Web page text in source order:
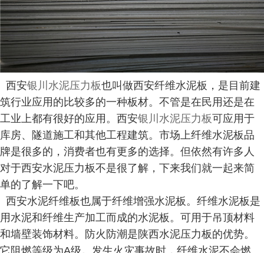
西安银川水泥压力板也叫做西安纤维水泥板，是目前建
筑行业应用的比较多的一种板材。不管是在民用还是在
工业上都有很好的应用。西安银川水泥压力板可应用于
库房、隧道施工和其他工程建筑。市场上纤维水泥板品
牌是很多的，消费者也有更多的选择。但依然有许多人
对于西安水泥压力板不是很了解，下来我们就一起来简
单的了解一下吧。
西安水泥纤维板也属于纤维增强水泥板。纤维水泥板是
用水泥和纤维生产加工而成的水泥板。可用于吊顶材料
和墙壁装饰材料。防火防潮是陕西水泥压力板的优势。
它阻燃等级为A级。发生火灾事故时，纤维水泥不会燃